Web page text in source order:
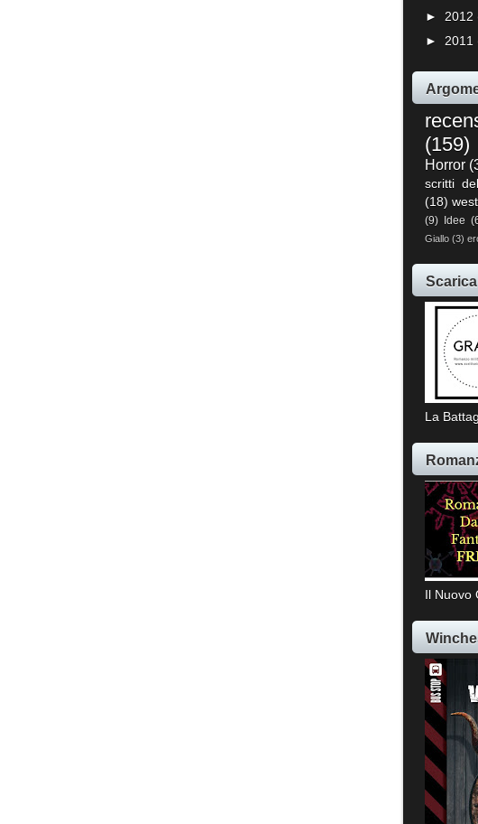
► 2012
► 2011
(159)
Horror
scritti
(18)
(9) Idee
Giallo (3)
La
Il